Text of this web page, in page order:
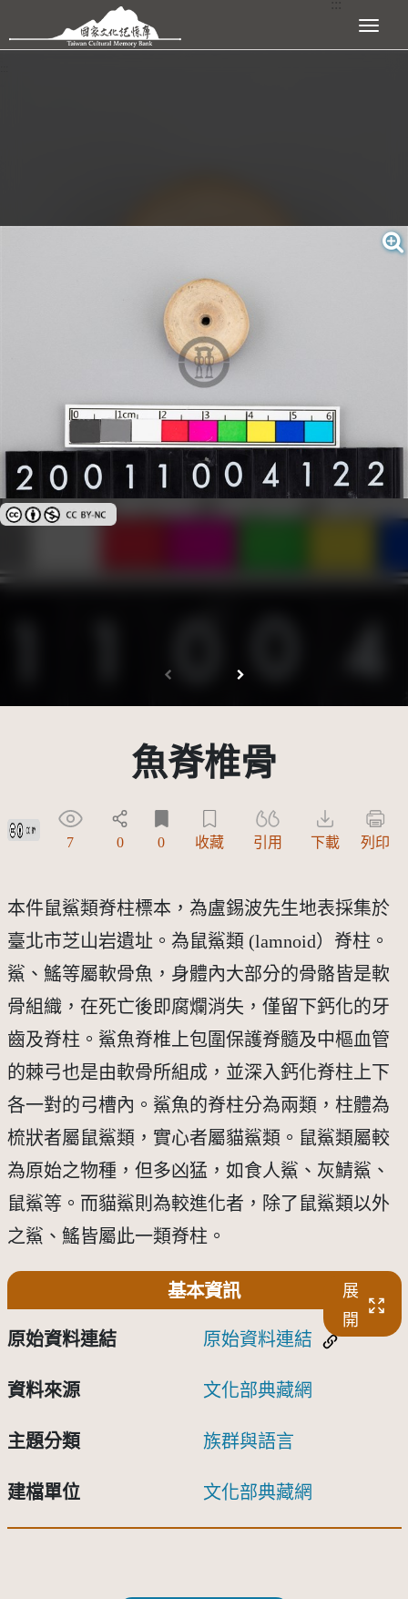
跳到主要內容區塊 展開選單
創用CC姓名標示-非商業性 3.0 台灣及其後版本(CC BY-NC 3.0 TW +)
魚脊椎骨
創用CC姓名標示 3.0 台灣及其後版本(CC BY 3.0 TW +)
7 0 0 收藏 引用 下載 列印
本件鼠鯊類脊柱標本，為盧錫波先生地表採集於
臺北市芝山岩遺址。為鼠鯊類 (lamnoid）脊柱。
鯊、鰩等屬軟骨魚，身體內大部分的骨骼皆是軟
骨組織，在死亡後即腐爛消失，僅留下鈣化的牙
齒及脊柱。鯊魚脊椎上包圍保護脊髓及中樞血管
的棘弓也是由軟骨所組成，並深入鈣化脊柱上下
各一對的弓槽內。鯊魚的脊柱分為兩類，柱體為
梳狀者屬鼠鯊類，實心者屬貓鯊類。鼠鯊類屬較
為原始之物種，但多凶猛，如食人鯊、灰鯖鯊、
鼠鯊等。而貓鯊則為較進化者，除了鼠鯊類以外
之鯊、鰩皆屬此一類脊柱。
基本資訊
展
開
原始資料連結 原始資料連結
資料來源 文化部典藏網
主題分類 族群與語言
建檔單位 文化部典藏網